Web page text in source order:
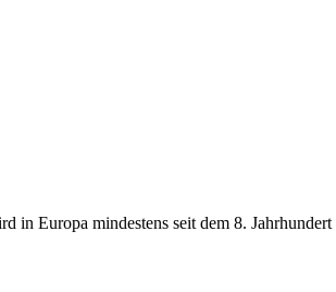
in Europa mindestens seit dem 8.